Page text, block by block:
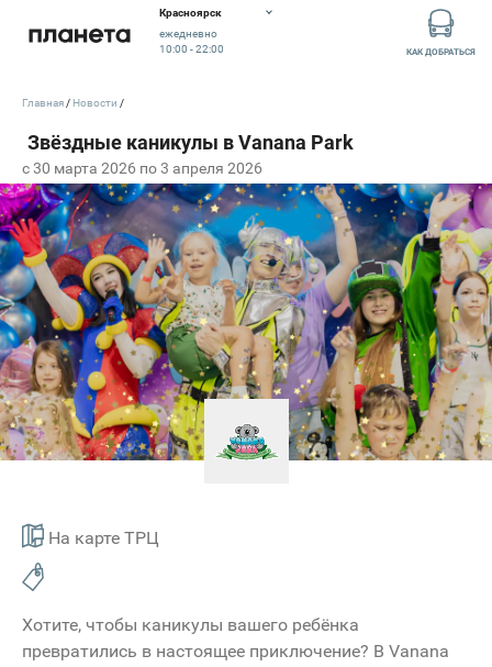
Красноярск
ежедневно
10:00 - 22:00
КАК ДОБРАТЬСЯ
c 30 марта 2026 по 3 апреля 2026
На карте ТРЦ
Главная Новости
Хотите, чтобы каникулы вашего ребёнка
превратились в настоящее приключение? В Vanana